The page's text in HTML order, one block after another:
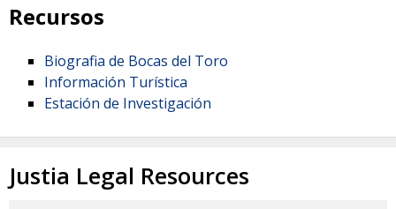
Recursos
Biografia de Bocas del Toro
Información Turística
Estación de Investigación
Justia Legal Resources